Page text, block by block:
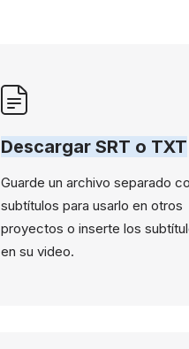
Descargar SRT o TXT
Guarde un archivo separado
subtítulos para usarlo en otros
proyectos o inserte los
en su video.